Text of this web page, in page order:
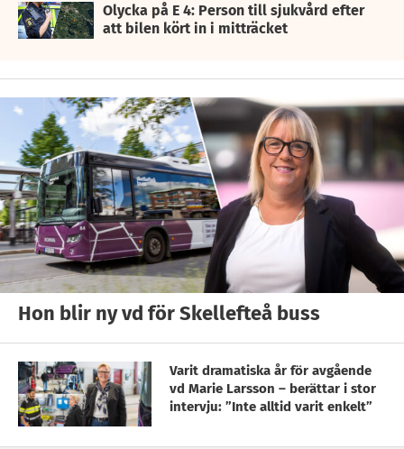
Olycka på E 4: Person till sjukvård efter
att bilen kört in i mitträcket
Hon blir ny vd för Skellefteå buss
Varit dramatiska år för avgående
vd Marie Larsson – berättar i stor
intervju: ”Inte alltid varit enkelt”